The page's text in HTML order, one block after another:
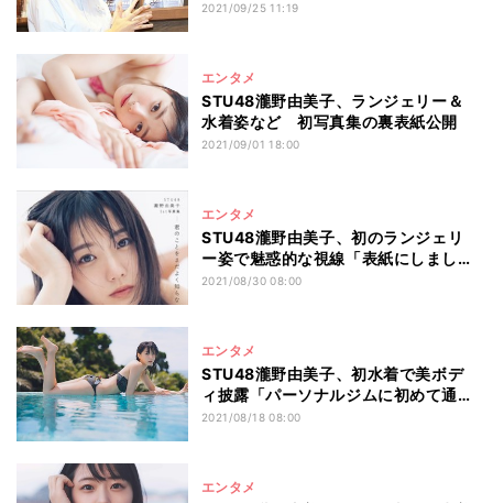
心に」
2021/09/25 11:19
エンタメ
STU48瀧野由美子、ランジェリー＆
水着姿など 初写真集の裏表紙公開
2021/09/01 18:00
エンタメ
STU48瀧野由美子、初のランジェリ
ー姿で魅惑的な視線「表紙にしまし
た!」
2021/08/30 08:00
エンタメ
STU48瀧野由美子、初水着で美ボデ
ィ披露「パーソナルジムに初めて通い
ました!」
2021/08/18 08:00
エンタメ